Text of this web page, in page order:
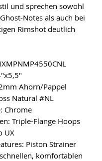
und sprechen sowohl
Notes als auch bei
Rimshot deutlich
Ahorn/Pappel
Natural #NL
Chrome
Triple-Flange Hoops
UX
Piston Strainer
komfortablen